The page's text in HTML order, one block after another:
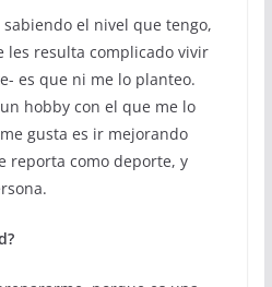
el nivel que tengo,
les resulta complicado vivir
es que ni me lo planteo.
hobby con el que me lo
gusta es ir mejorando
reporta como deporte, y